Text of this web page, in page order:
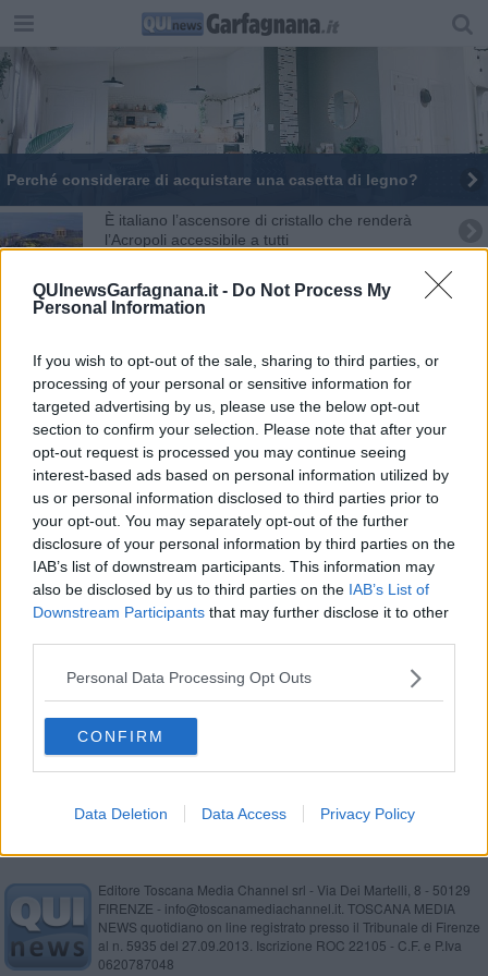
QUInewsGarfagnana.it - Do Not Process My
Personal Information
If you wish to opt-out of the sale, sharing to third parties, or
processing of your personal or sensitive information for
targeted advertising by us, please use the below opt-out
section to confirm your selection. Please note that after your
opt-out request is processed you may continue seeing
interest-based ads based on personal information utilized by
us or personal information disclosed to third parties prior to
your opt-out. You may separately opt-out of the further
disclosure of your personal information by third parties on the
IAB’s list of downstream participants. This information may
also be disclosed by us to third parties on the IAB’s List of
Downstream Participants that may further disclose it to other
Personal Data Processing Opt Outs
CONFIRM
Data Deletion Data Access Privacy Policy
​Perché considerare di acquistare una casetta di legno?
È italiano l’ascensore di cristallo che renderà
l’Acropoli accessibile a tutti
​Corporate Social Responsibility: cosa fanno per la
privacy le imprese digitali
Il Danubio in secca e riemergono 20 relitti di navi naziste: le
incredibili immagini dalla Serbia
La sicurezza in smart working e nel lavoro in
presenza: come difendersi delle cariche
elettrostatiche
EGO International Group, internazionalizzazione
e voucher MISE
Facciata hotel Majestic, i risultati del contest
Editore Toscana Media Channel srl - Via Dei Martelli, 8 - 50129
FIRENZE - info@toscanamediachannel.it. TOSCANA MEDIA
NEWS quotidiano on line registrato presso il Tribunale di Firenze
al n. 5935 del 27.09.2013. Iscrizione ROC 22105 - C.F. e P.Iva
0620787048